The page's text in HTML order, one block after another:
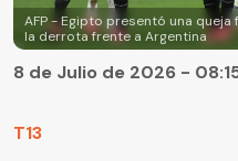
AFP - Egipto presentó una queja
la derrota frente a Argentina
T13
8 de Julio de 2026 -